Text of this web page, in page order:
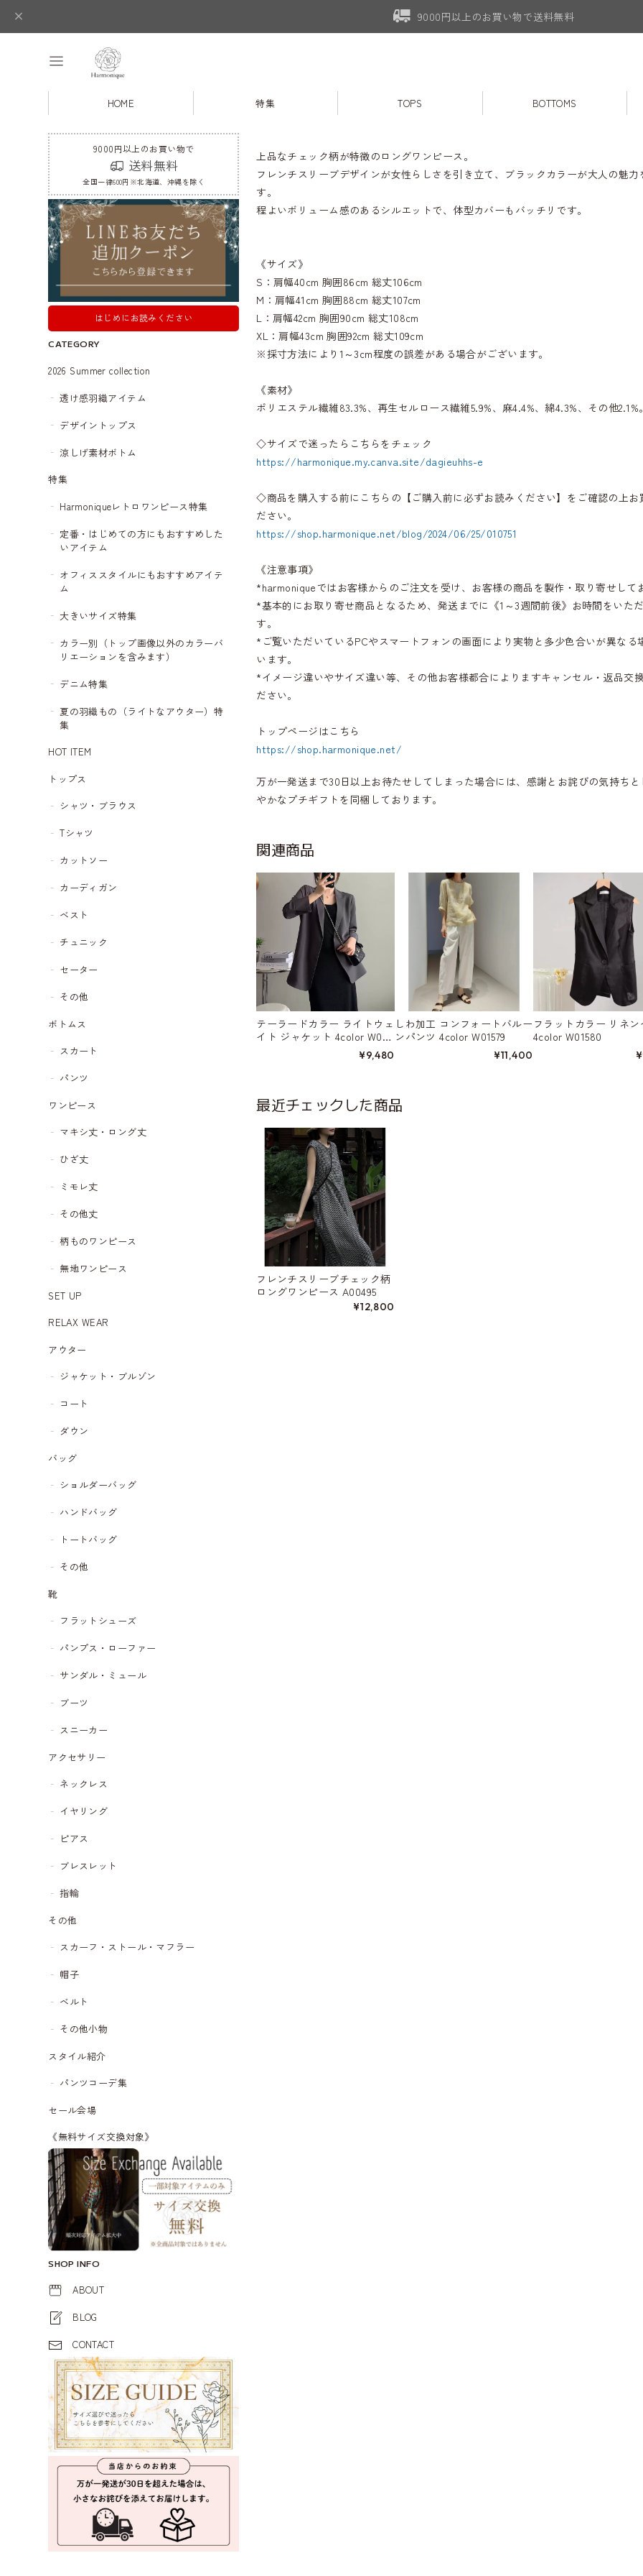
9000円以上のお買い物で送料無料
HOME 特集 TOPS BOTTOMS
9000円以上のお買い物で
送料無料
全国一律600円※北海道、沖縄を除く
はじめにお読みください
CATEGORY
2026 Summer collection
透け感羽織アイテム
デザイントップス
涼しげ素材ボトム
特集
Harmoniqueレトロワンピース特集
定番・はじめての方にもおすすめした
いアイテム
オフィススタイルにもおすすめアイテ
ム
大きいサイズ特集
カラー別（トップ画像以外のカラーバ
リエーションを含みます）
デニム特集
夏の羽織もの（ライトなアウター）特
集
HOT ITEM
トップス
シャツ・ブラウス
Tシャツ
カットソー
カーディガン
ベスト
チュニック
セーター
その他
ボトムス
スカート
パンツ
ワンピース
マキシ丈・ロング丈
ひざ丈
ミモレ丈
その他丈
柄ものワンピース
無地ワンピース
SET UP
RELAX WEAR
アウター
ジャケット・ブルゾン
コート
ダウン
バッグ
ショルダーバッグ
ハンドバッグ
トートバッグ
その他
靴
フラットシューズ
パンプス・ローファー
サンダル・ミュール
ブーツ
スニーカー
アクセサリー
ネックレス
イヤリング
ピアス
ブレスレット
指輪
その他
スカーフ・ストール・マフラー
帽子
ベルト
その他小物
スタイル紹介
パンツコーデ集
セール会場
《無料サイズ交換対象》
SHOP INFO
ABOUT
BLOG
CONTACT
上品なチェック柄が特徴のロングワンピース。
フレンチスリーブデザインが女性らしさを引き立て、ブラックカラーが大人の魅力
す。
程よいボリューム感のあるシルエットで、体型カバーもバッチリです。
《サイズ》
S：肩幅40cm 胸囲86cm 総丈106cm
M：肩幅41cm 胸囲88cm 総丈107cm
L：肩幅42cm 胸囲90cm 総丈108cm
XL：肩幅43cm 胸囲92cm 総丈109cm
※採寸方法により1～3cm程度の誤差がある場合がございます。
《素材》
ポリエステル繊維83.3%、再生セルロース繊維5.9%、麻4.4%、綿4.3%、その他2.1%。
◇サイズで迷ったらこちらをチェック
https://harmonique.my.canva.site/dagieuhhs-e
◇商品を購入する前にこちらの【ご購入前に必ずお読みください】をご確認の上お
ださい。
https://shop.harmonique.net/blog/2024/06/25/010751
《注意事項》
*harmoniqueではお客様からのご注文を受け、お客様の商品を製作・取り寄せして
*基本的にお取り寄せ商品となるため、発送までに《1～3週間前後》お時間をいた
す。
*ご覧いただいているPCやスマートフォンの画面により実物と多少色合いが異なる
います。
*イメージ違いやサイズ違い等、その他お客様都合によりますキャンセル・返品交
ださい。
トップページはこちら
https://shop.harmonique.net/
万が一発送まで30日以上お待たせしてしまった場合には、感謝とお詫びの気持ちと
やかなプチギフトを同梱しております。
関連商品
テーラードカラー ライトウェ
イト ジャケット 4color W015
¥9,480
しわ加工 コンフォートバルー
ンパンツ 4color W01579
¥11,400
フラットカラー リネン
4color W01580
最近チェックした商品
フレンチスリーブチェック柄
ロングワンピース A00495
¥12,800